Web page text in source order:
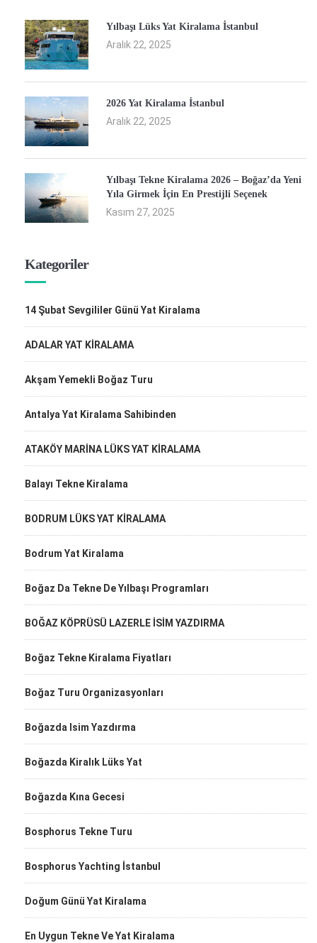
Yılbaşı Lüks Yat Kiralama İstanbul
Aralık 22, 2025
2026 Yat Kiralama İstanbul
Aralık 22, 2025
Yılbaşı Tekne Kiralama 2026 – Boğaz’da Yeni
Yıla Girmek İçin En Prestijli Seçenek
Kasım 27, 2025
Kategoriler
14 Şubat Sevgililer Günü Yat Kiralama
ADALAR YAT KİRALAMA
Akşam Yemekli Boğaz Turu
Antalya Yat Kiralama Sahibinden
ATAKÖY MARİNA LÜKS YAT KİRALAMA
Balayı Tekne Kiralama
BODRUM LÜKS YAT KİRALAMA
Bodrum Yat Kiralama
Boğaz Da Tekne De Yılbaşı Programları
BOĞAZ KÖPRÜSÜ LAZERLE İSİM YAZDIRMA
Boğaz Tekne Kiralama Fiyatları
Boğaz Turu Organizasyonları
Boğazda Isim Yazdırma
Boğazda Kiralık Lüks Yat
Boğazda Kına Gecesi
Bosphorus Tekne Turu
Bosphorus Yachting İstanbul
Doğum Günü Yat Kiralama
En Uygun Tekne Ve Yat Kiralama